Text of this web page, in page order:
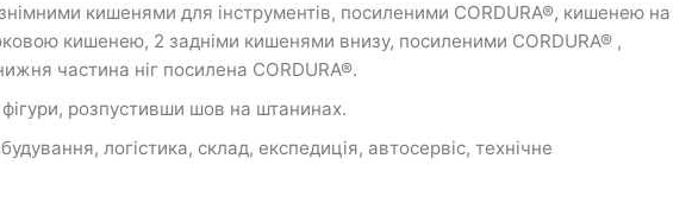
кишенями для інструментів, посиленими CORDURA®, кишенею на
кишенею, 2 задніми кишенями внизу, посиленими CORDURA® ,
частина ніг посилена CORDURA®.
розпустивши шов на штанинах.
логістика, склад, експедиція, автосервіс, технічне